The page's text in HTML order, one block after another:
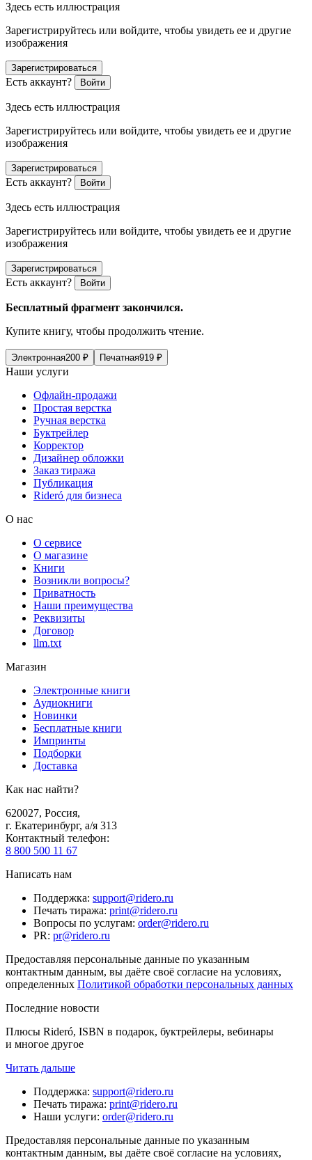
Здесь есть иллюстрация
Зарегистрируйтесь или войдите, чтобы увидеть ее и другие
изображения
Зарегистрироваться
Есть аккаунт? Войти
Здесь есть иллюстрация
Зарегистрируйтесь или войдите, чтобы увидеть ее и другие
изображения
Зарегистрироваться
Есть аккаунт? Войти
Здесь есть иллюстрация
Зарегистрируйтесь или войдите, чтобы увидеть ее и другие
изображения
Зарегистрироваться
Есть аккаунт? Войти
Бесплатный фрагмент закончился.
Купите книгу, чтобы продолжить чтение.
Электронная200 ₽ Печатная919 ₽
Наши услуги
Офлайн-продажи
Простая верстка
Ручная верстка
Буктрейлер
Корректор
Дизайнер обложки
Заказ тиража
Публикация
Rideró для бизнеса
О нас
О сервисе
О магазине
Книги
Возникли вопросы?
Приватность
Наши преимущества
Реквизиты
Договор
llm.txt
Магазин
Электронные книги
Аудиокниги
Новинки
Бесплатные книги
Импринты
Подборки
Доставка
Как нас найти?
620027, Россия,
г. Екатеринбург, а/я 313
Контактный телефон:
8 800 500 11 67
Написать нам
Поддержка: support@ridero.ru
Печать тиража: print@ridero.ru
Вопросы по услугам: order@ridero.ru
PR: pr@ridero.ru
Предоставляя персональные данные по указанным
контактным данным, вы даёте своё согласие на условиях,
определенных Политикой обработки персональных данных
Последние новости
Плюсы Rideró, ISBN в подарок, буктрейлеры, вебинары
и многое другое
Читать дальше
Поддержка: support@ridero.ru
Печать тиража: print@ridero.ru
Наши услуги: order@ridero.ru
Предоставляя персональные данные по указанным
контактным данным, вы даёте своё согласие на условиях,